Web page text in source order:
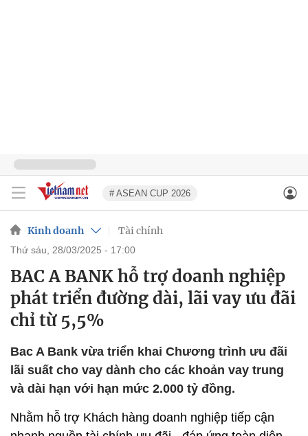
# ASEAN CUP 2026
Kinh doanh Tài chính
thứ sáu, 28/03/2025 - 17:00
BAC A BANK hỗ trợ doanh nghiệp
phát triển đường dài, lãi vay ưu đãi
chỉ từ 5,5%
Bac A Bank vừa triển khai Chương trình ưu đãi
lãi suất cho vay dành cho các khoản vay trung
và dài hạn với hạn mức 2.000 tỷ đồng.
Nhằm hỗ trợ Khách hàng doanh nghiệp tiếp cận